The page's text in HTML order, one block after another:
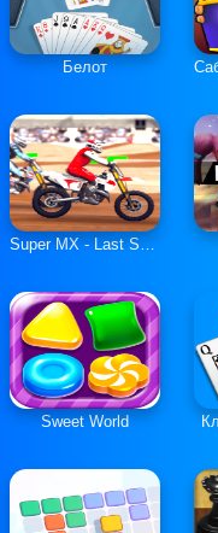
Белот
Super MX - Last Season
Sweet World